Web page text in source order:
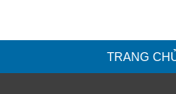
TRANG